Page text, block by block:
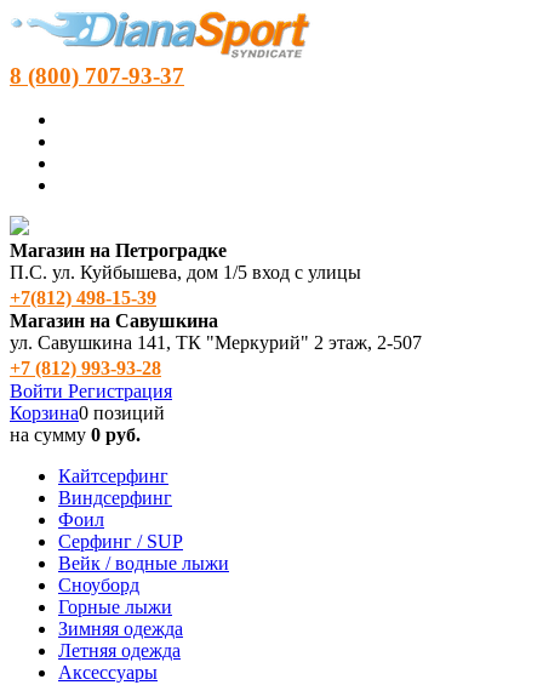
8 (800) 707-93-37
Магазин на Петроградке
П.С. ул. Куйбышева, дом 1/5 вход с улицы
+7(812) 498‑15-39
Магазин на Савушкина
ул. Савушкина 141, ТК "Меркурий" 2 этаж, 2-507
+7 (812) 993-93-28
Войти Регистрация
Корзина0 позиций
на сумму 0 руб.
Кайтсерфинг
Виндсерфинг
Фоил
Серфинг / SUP
Вейк / водные лыжи
Сноуборд
Горные лыжи
Зимняя одежда
Летняя одежда
Аксессуары